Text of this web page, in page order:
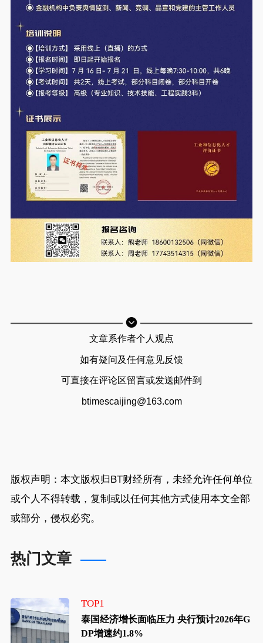
文章系作者个人观点
如有疑问及任何意见反馈
可直接在评论区留言或发送邮件到
btimescaijing@163.com
版权声明：本文版权归BT财经所有，未经允许任何单位
或个人不得转载，复制或以任何其他方式使用本文全部
或部分，侵权必究。
热门文章
TOP1
泰国经济增长面临压力 央行预计2026年G
DP增速约1.8%